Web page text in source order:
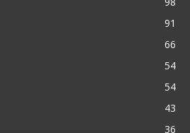
91
66
54
54
43
36